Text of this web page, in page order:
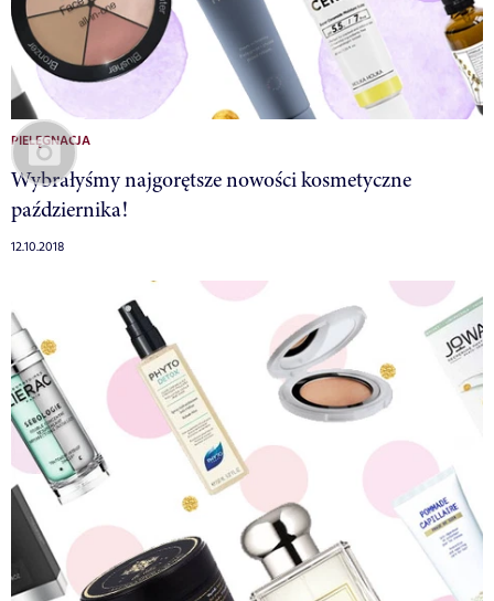
PIELĘGNACJA
Wybrałyśmy najgorętsze nowości kosmetyczne
października!
12.10.2018